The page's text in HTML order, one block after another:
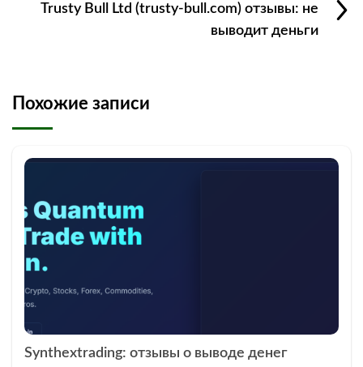
Trusty Bull Ltd (trusty-bull.com) отзывы: не
выводит деньги
Похожие записи
Synthextrading: отзывы о выводе денег